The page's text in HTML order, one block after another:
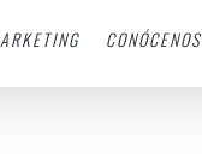
CONÓCENOS